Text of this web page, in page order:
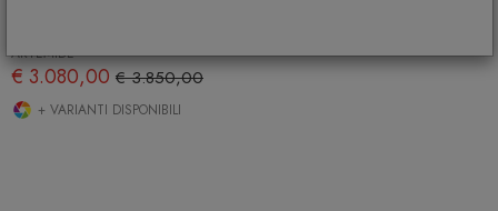
ARTEMIDE
€ 3.080,00 € 3.850,00
+ VARIANTI DISPONIBILI